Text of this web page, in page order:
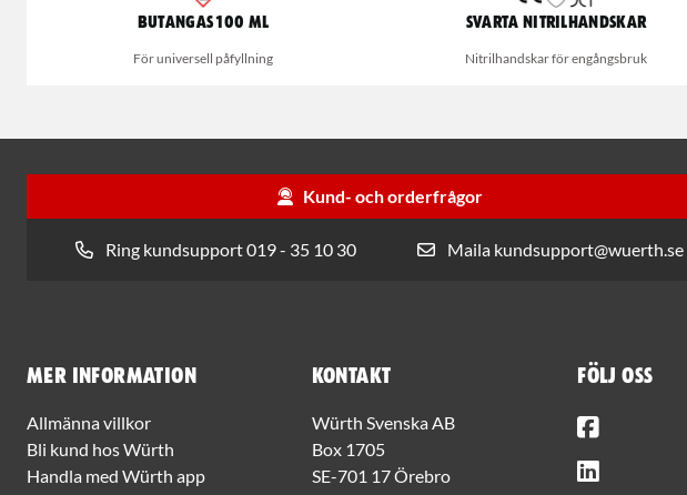
Butangas 100 ml
För universell påfyllning
Svarta nitrilhandskar
Nitrilhandskar för engångsbruk
Kund- och orderfrågor
Ring kundsupport 019 - 35 10 30 Maila kundsupport@wuerth.se
Mer information
Allmänna villkor
Bli kund hos Würth
Handla med Würth app
Kontakt
Würth Svenska AB
Box 1705
SE-701 17 Örebro
Följ oss